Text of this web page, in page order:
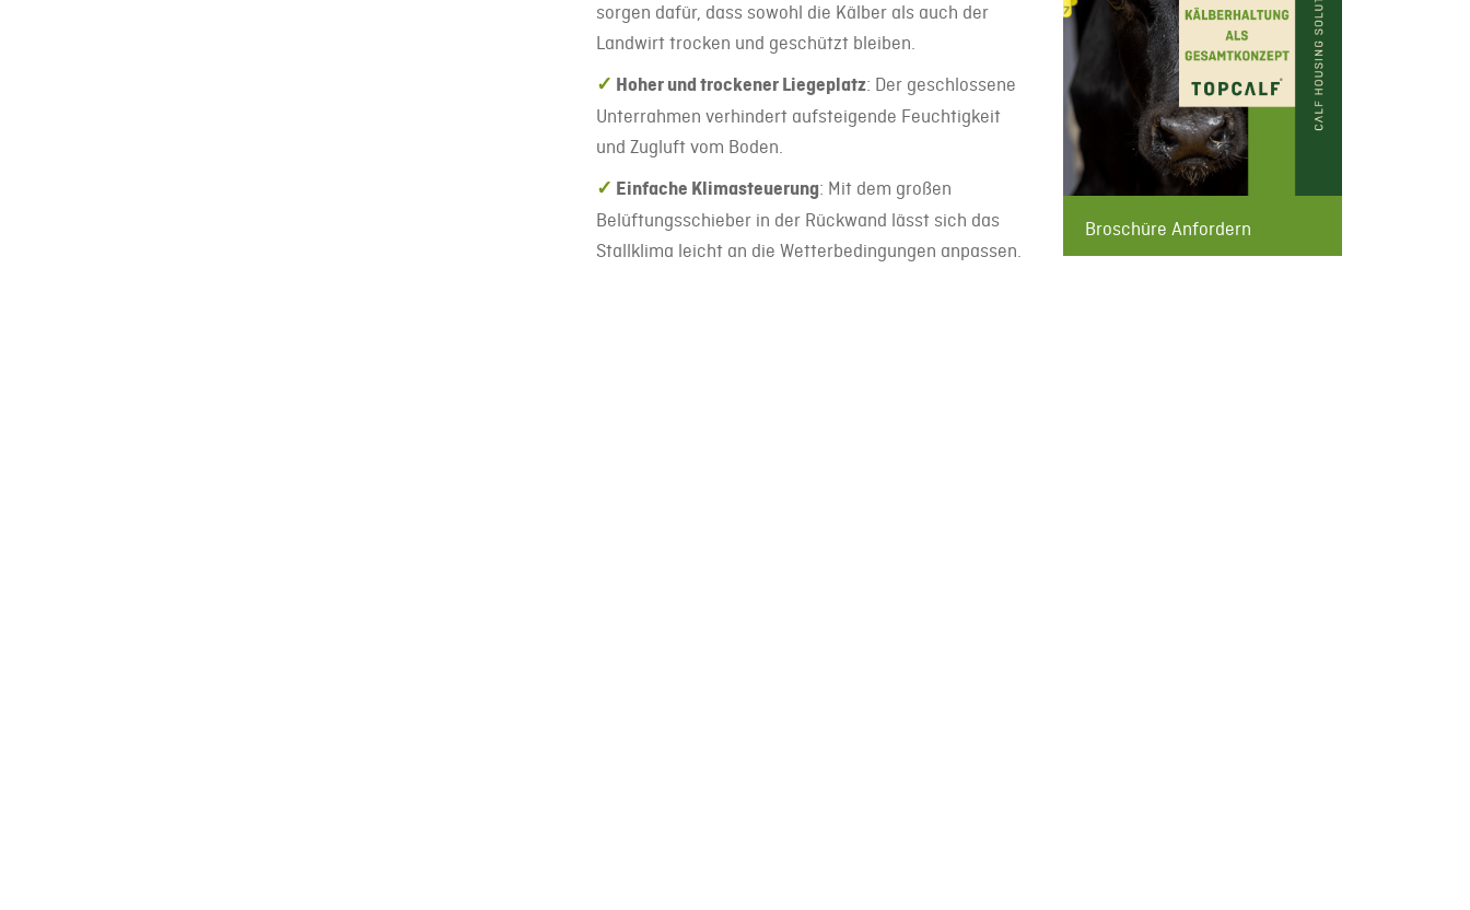
sorgen dafür, dass sowohl die Kälber als auch der
Landwirt trocken und geschützt bleiben.
✓ Hoher und trockener Liegeplatz: Der geschlossene
Unterrahmen verhindert aufsteigende Feuchtigkeit
und Zugluft vom Boden.
✓ Einfache Klimasteuerung: Mit dem großen
Belüftungsschieber in der Rückwand lässt sich das
Stallklima leicht an die Wetterbedingungen anpassen.
Broschüre Anfordern